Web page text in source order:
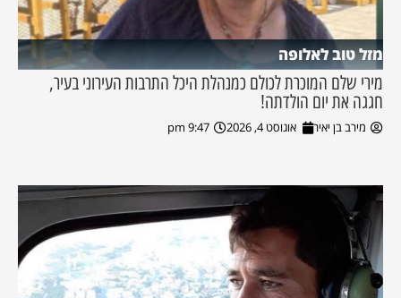
מזל טוב לאלופה
מירי שלם המוכרת לכולם כמנהלת היכל התרבות העירוני בעיר,
חגגה את יום הולדתה!
מירב בן יאיר אוגוסט 4, 2026 9:47 pm